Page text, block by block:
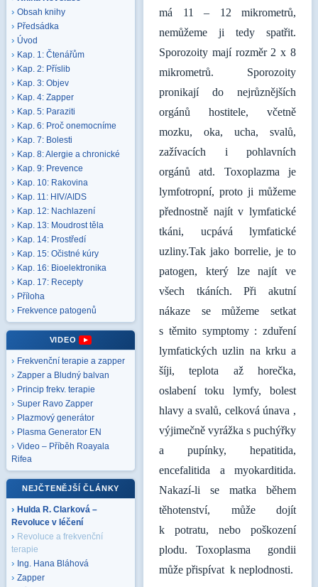
Obsah knihy
Předsádka
Úvod
Kap. 1: Čtenářům
Kap. 2: Příslib
Kap. 3: Objev
Kap. 4: Zapper
Kap. 5: Paraziti
Kap. 6: Proč onemocníme
Kap. 7: Bolesti
Kap. 8: Alergie a chronické
Kap. 9: Prevence
Kap. 10: Rakovina
Kap. 11: HIV/AIDS
Kap. 12: Nachlazení
Kap. 13: Moudrost těla
Kap. 14: Prostředí
Kap. 15: Očistné kúry
Kap. 16: Bioelektronika
Kap. 17: Recepty
Příloha
Frekvence patogenů
VIDEO
Frekvenční terapie a zapper
Zapper a Bludný balvan
Princip frekv. terapie
Super Ravo Zapper
Plazmový generátor
Plasma Generator EN
Video – Příběh Roayala
Rifea
NEJČTENĚJŠÍ ČLÁNKY
Hulda R. Clarková –
Revoluce v léčení
Revoluce a frekvenční
terapie
Ing. Hana Bláhová
Zapper
má 11 – 12 mikrometrů,
nemůžeme ji tedy spatřit.
Sporozoity mají rozměr 2 x 8
mikrometrů. Sporozoity
pronikají do nejrůznějších
orgánů hostitele, včetně
mozku, oka, ucha, svalů,
zažívacích i pohlavních
orgánů atd. Toxoplazma je
lymfotropní, proto ji můžeme
přednostně najít v lymfatické
tkáni, ucpává lymfatické
uzliny.Tak jako borrelie, je to
patogen, který lze najít ve
všech tkáních. Při akutní
nákaze se můžeme setkat
s těmito symptomy : zduření
lymfatických uzlin na krku a
šíji, teplota až horečka,
oslabení toku lymfy, bolest
hlavy a svalů, celková únava ,
výjimečně vyrážka s puchýřky
a pupínky, hepatitida,
encefalitida a myokarditida.
Nakazí-li se matka během
těhotenství, může dojít
k potratu, nebo poškození
plodu. Toxoplasma gondii
může přispívat k neplodnosti.